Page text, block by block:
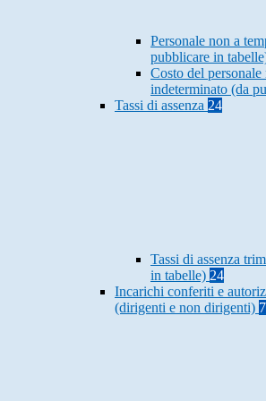
Personale non a
pubblicare in
Costo del personale
indeterminato (da
Tassi di assenza 24
Tassi di assenza
in tabelle) 24
Incarichi conferiti e
(dirigenti e non dirigenti) 7